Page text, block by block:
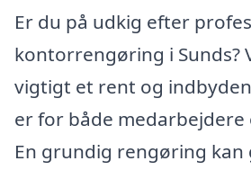
Er du på udkig efter
kontorrengøring i Sunds?
vigtigt et rent og
er for både medarbejdere
En grundig rengøring